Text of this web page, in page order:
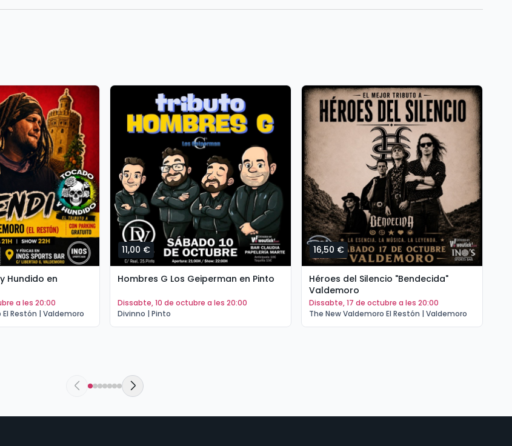
Hundido en
a les 20:00
Restón | Valdemoro
11,00 €
Hombres G Los Geiperman en Pinto
dissabte, 10 de octubre a les 20:00
Divinno | Pinto
16,50 €
Héroes del Silencio "Bendecida"
Valdemoro
dissabte, 17 de octubre a les 20:00
The New Valdemoro El Restón | Valdemoro